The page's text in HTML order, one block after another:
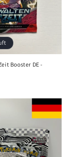
Booster DE -